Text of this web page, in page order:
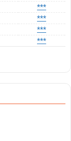
***
***
***
***